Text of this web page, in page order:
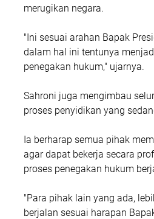
merugikan negara.
"Ini sesuai arahan Bapak
dalam hal ini tentunya
penegakan hukum," ujarnya.
Sahroni juga mengimbau
proses penyidikan yang
Ia berharap semua pihak
agar dapat bekerja secara
proses penegakan hukum
"Para pihak lain yang ada,
berjalan sesuai harapan